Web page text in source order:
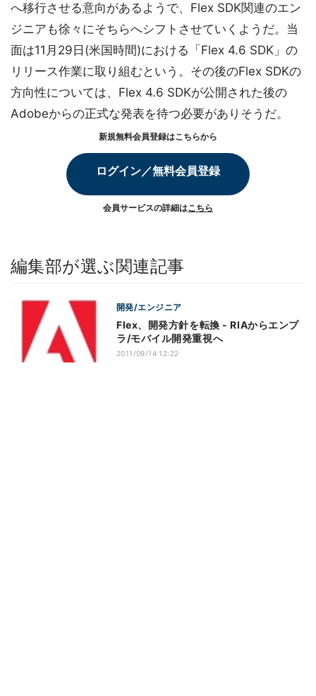
へ移行させる意向があるようで、Flex SDK関連のエン
ジニアも徐々にそちらへシフトさせていくようだ。当
面は11月29日(米国時間)における「Flex 4.6 SDK」の
リリース作業に取り組むという。その後のFlex SDKの
方向性については、Flex 4.6 SDKが公開された後の
Adobeからの正式な発表を待つ必要がありそうだ。
新規無料会員登録はこちらから
ログイン／無料会員登録
会員サービスの詳細はこちら
編集部が選ぶ関連記事
開発/エンジニア
Flex、開発方針を転換 - RIAからエンプ
ラ/モバイル開発重視へ
2011/09/14 12:22